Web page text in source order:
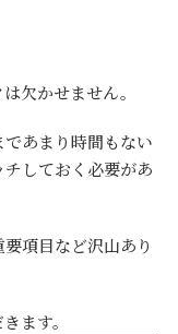
欠かせません。
あまり時間もない
しておく必要があ
項目など沢山あり
ます。